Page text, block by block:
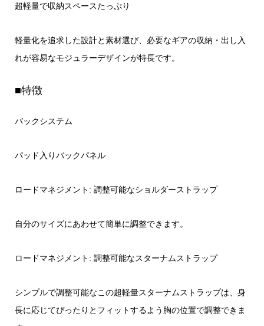
超軽量で収納スペースたっぷり
軽量化を追求した設計と素材選び、必要なギアの収納・出し入
れが容易なモジュラーデザインが特長です。
■特徴
バックシステム
パッド入りバックパネル
ロードマネジメント: 調整可能なショルダーストラップ
自分のサイズにあわせて簡単に調整できます。
ロードマネジメント: 調整可能なスターナムストラップ
シンプルで調整可能なこの超軽量スターナムストラップは、身
長に応じてぴったりとフィットするよう胸の位置で調整できま